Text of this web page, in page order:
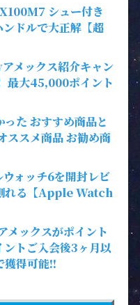
シュー付き
ドルで大正解【超
ックス紹介キャン
最大45,000ポイント
った おすすめ商品と
ススメ商品 お勧め商
ウォッチ6を開封レビ
れる【Apple Watch
メックスがポイント
トご入会後3ヶ月以
獲得可能!!